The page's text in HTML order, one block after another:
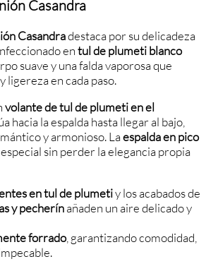
Casandra
Casandradestaca por su delicadeza
entul de plumeti blanco
suave y una falda vaporosa que
ligereza en cada paso.
volante de tul de plumeti en el
hacia la espalda hasta llegar al bajo,
y armonioso. Laespalda en pico
sin perder la elegancia propia
en tul de plumetiy los acabados de
y pecherínañaden un aire delicado y
forrado, garantizando comodidad,